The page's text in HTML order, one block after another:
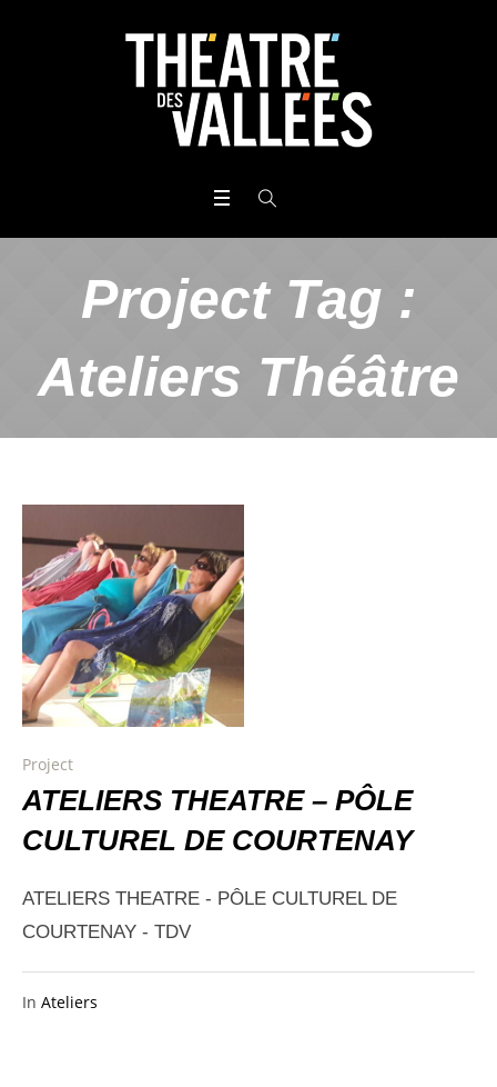
Project Tag :
Ateliers Théâtre
Project
ATELIERS THEATRE – PÔLE
CULTUREL DE COURTENAY
ATELIERS THEATRE - PÔLE CULTUREL DE
COURTENAY - TDV
In Ateliers